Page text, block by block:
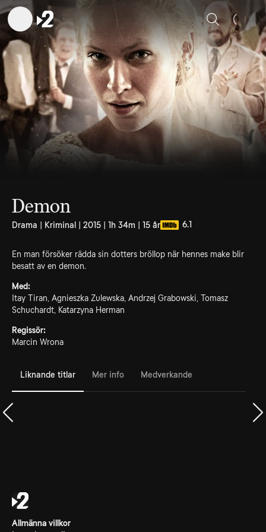
Sök
Demon
Drama | Kriminal | 2015 | 1h 34m | 15 år 6.1
En man försöker rädda sin dotters bröllop när hennes make blir
besatt av en demon.
Med:
Itay Tiran, Agnieszka Zulewska, Andrzej Grabowski, Tomasz
Schuchardt, Katarzyna Herman
Regissör:
Marcin Wrona
Liknande titlar Mer info Medverkande
Allmänna villkor